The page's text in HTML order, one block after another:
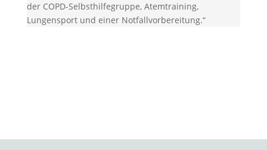
der COPD-Selbsthilfegruppe, Atemtraining,
Lungensport und einer Notfallvorbereitung.“